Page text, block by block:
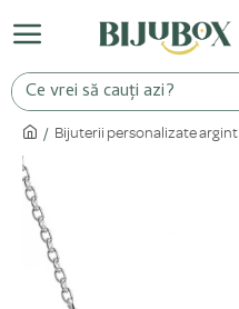
Bijuterii personalizate argint